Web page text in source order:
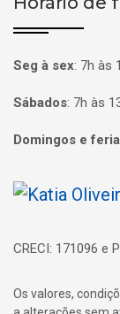
Seg à sex: 7h às
Sábados: 7h às
Domingos e
Página inicial
CRECI: 171096 e
Os valores,